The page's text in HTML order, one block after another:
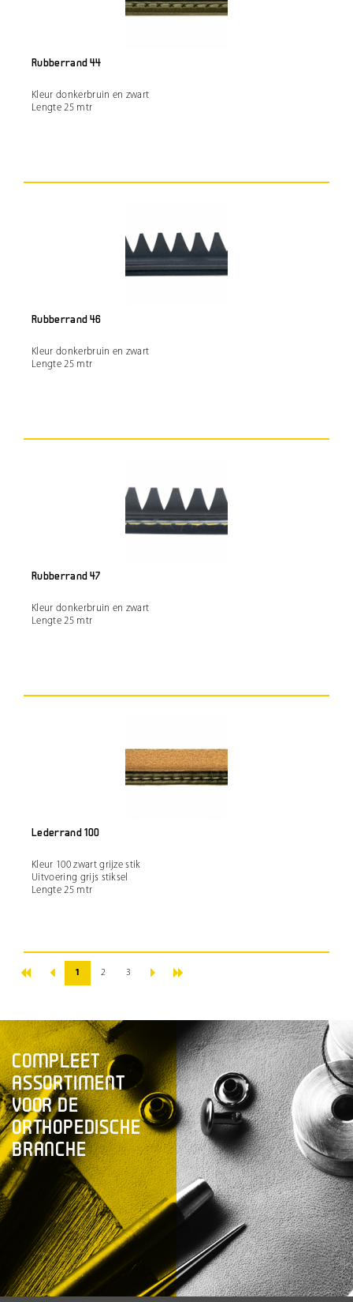
Rubberrand 44
Kleur donkerbruin en zwart
Lengte 25 mtr
Rubberrand 46
Kleur donkerbruin en zwart
Lengte 25 mtr
Rubberrand 47
Kleur donkerbruin en zwart
Lengte 25 mtr
Lederrand 100
Kleur 100 zwart grijze stik
Uitvoering grijs stiksel
Lengte 25 mtr
« ‹ 1 2 3 › »
COMPLEET
ASSORTIMENT
VOOR DE
ORTHOPEDISCHE
BRANCHE